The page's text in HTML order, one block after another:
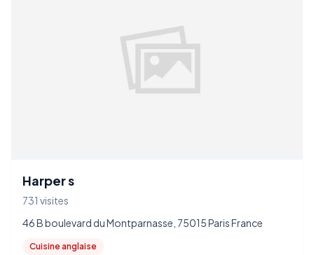
Harper s
731 visites
46 B boulevard du Montparnasse, 75015 Paris France
Cuisine anglaise